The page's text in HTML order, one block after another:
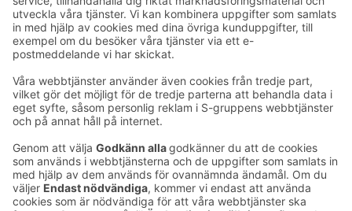
E-postadresser i S-gruppen finns i formuläret
förnamn.släktnamn@sok.fi
Följ oss: